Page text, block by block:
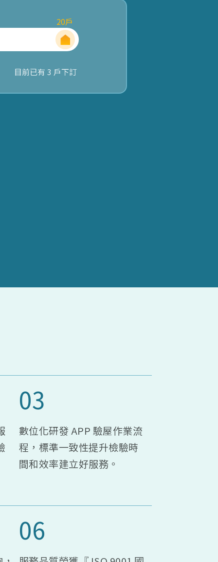
20戶
目前已有 3 戶下訂
03
數位化研發 APP 驗屋作業流
程，標準一致性提升檢驗時
間和效率建立好服務。
06